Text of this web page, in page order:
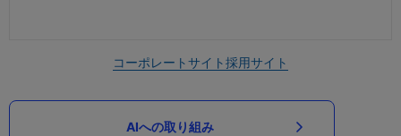
コーポレートサイト採用サイト
AIへの取り組み